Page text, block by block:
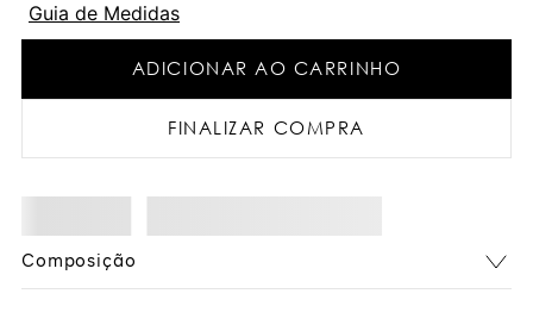
Guia de Medidas
ADICIONAR AO CARRINHO
FINALIZAR COMPRA
Composição